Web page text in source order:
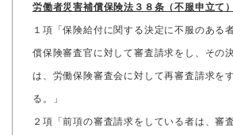
労働者災害補償保険法３８条（不服申立て）
１項「保険給付に関する決定に不服のある
償保険審査官に対して審査請求をし、その
は、労働保険審査会に対して再審査請求を
る。」
２項「前項の審査請求をしている者は、審